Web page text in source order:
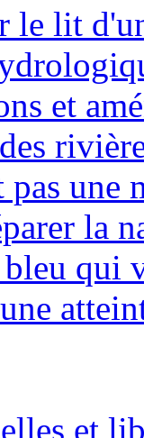
le lit
et
pas une
la
qui
et